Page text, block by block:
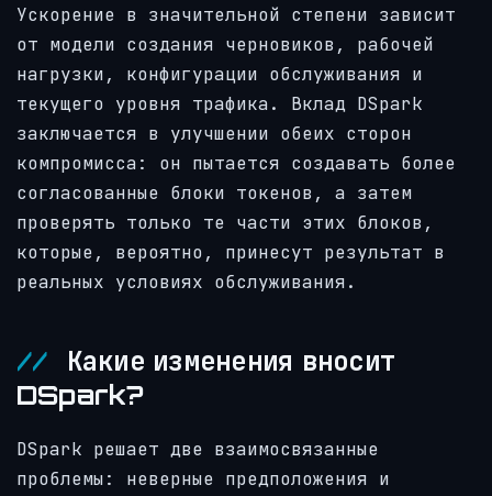
Ускорение в значительной степени зависит
от модели создания черновиков, рабочей
нагрузки, конфигурации обслуживания и
текущего уровня трафика. Вклад DSpark
заключается в улучшении обеих сторон
компромисса: он пытается создавать более
согласованные блоки токенов, а затем
проверять только те части этих блоков,
которые, вероятно, принесут результат в
реальных условиях обслуживания.
Какие изменения вносит
DSpark?
DSpark решает две взаимосвязанные
проблемы: неверные предположения и